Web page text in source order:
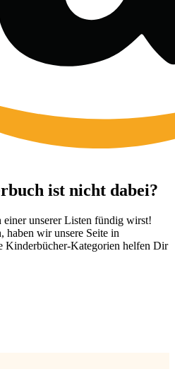
ist nicht dabei?
einer unserer Listen fündig wirst!
haben wir unsere Seite in
Kinderbücher-Kategorien helfen Dir